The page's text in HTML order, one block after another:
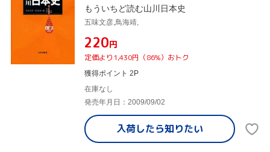
もういちど読む山川日本史
五味文彦,鳥海靖,
¥220円
定価より1,430円（86%）おトク
獲得ポイント 2P
在庫なし
発売年月日：2009/09/02
入荷したら知りたい